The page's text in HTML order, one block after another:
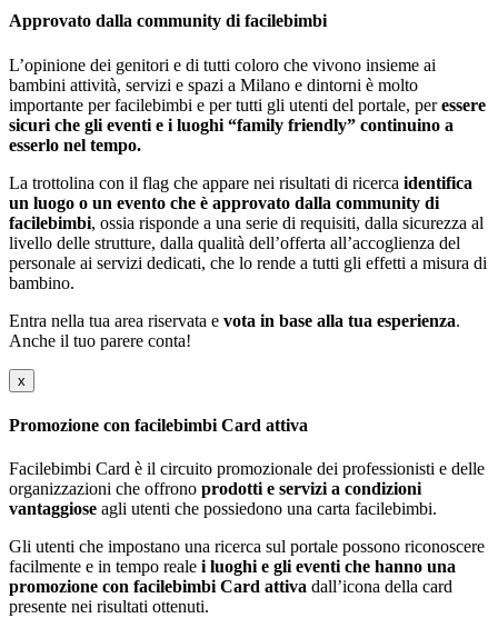
Approvato dalla community di facilebimbi
L’opinione dei genitori e di tutti coloro che vivono insieme ai
bambini attività, servizi e spazi a Milano e dintorni è molto
importante per facilebimbi e per tutti gli utenti del portale, peressere
sicuri che gli eventi e i luoghi “family friendly” continuino a
esserlo nel tempo.
La trottolina con il flag che appare nei risultati di ricerca identifica
un luogo o un evento che è approvato dalla community di
facilebimbi, ossia risponde a una serie di requisiti, dalla sicurezza al
livello delle strutture, dalla qualità dell’offerta all’accoglienza del
personale ai servizi dedicati, che lo rende a tutti gli effetti a misura di
bambino.
Entra nella tua area riservata e vota in base alla tua esperienza.
Anche il tuo parere conta!
x
Promozione con facilebimbi Card attiva
Facilebimbi Card è il circuito promozionale dei professionisti e delle
organizzazioni che offrono prodotti e servizi a condizioni
vantaggiose agli utenti che possiedono una carta facilebimbi.
Gli utenti che impostano una ricerca sul portale possono riconoscere
facilmente e in tempo reale i luoghi e gli eventi che hanno una
promozione con facilebimbi Card attiva dall’icona della card
presente nei risultati ottenuti.